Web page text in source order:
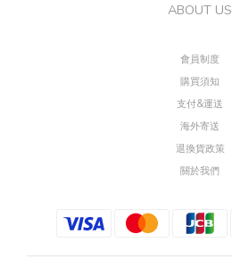
ABOUT US
會員制度
購買須知
支付&運送
海外寄送
退換貨政策
關於我們